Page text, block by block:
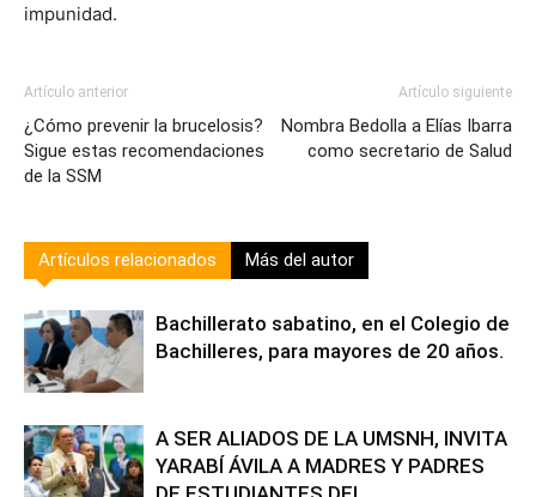
impunidad.
Artículo anterior
¿Cómo prevenir la brucelosis?
Sigue estas recomendaciones
de la SSM
Artículo siguiente
Nombra Bedolla a Elías Ibarra
como secretario de Salud
Artículos relacionados Más del autor
Bachillerato sabatino, en el Colegio de
Bachilleres, para mayores de 20 años.
A SER ALIADOS DE LA UMSNH, INVITA
YARABÍ ÁVILA A MADRES Y PADRES